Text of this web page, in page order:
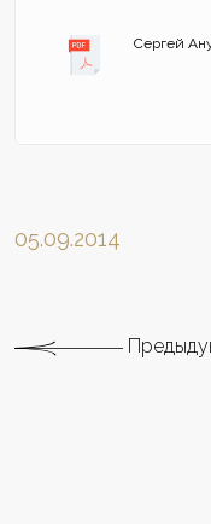
Сергей
05.09.2014